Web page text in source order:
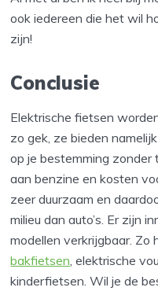
ook iedereen die het wil
zijn!
Conclusie
Elektrische fietsen
zo gek, ze bieden
op je bestemming
aan benzine en kosten
zeer duurzaam en
milieu dan auto’s. Er zijn
modellen verkrijgbaar. Zo
bakfietsen, elektrische
kinderfietsen. Wil je de